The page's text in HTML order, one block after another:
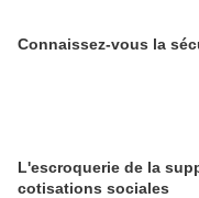
Connaissez-vous la
L'escroquerie de la
cotisations sociales